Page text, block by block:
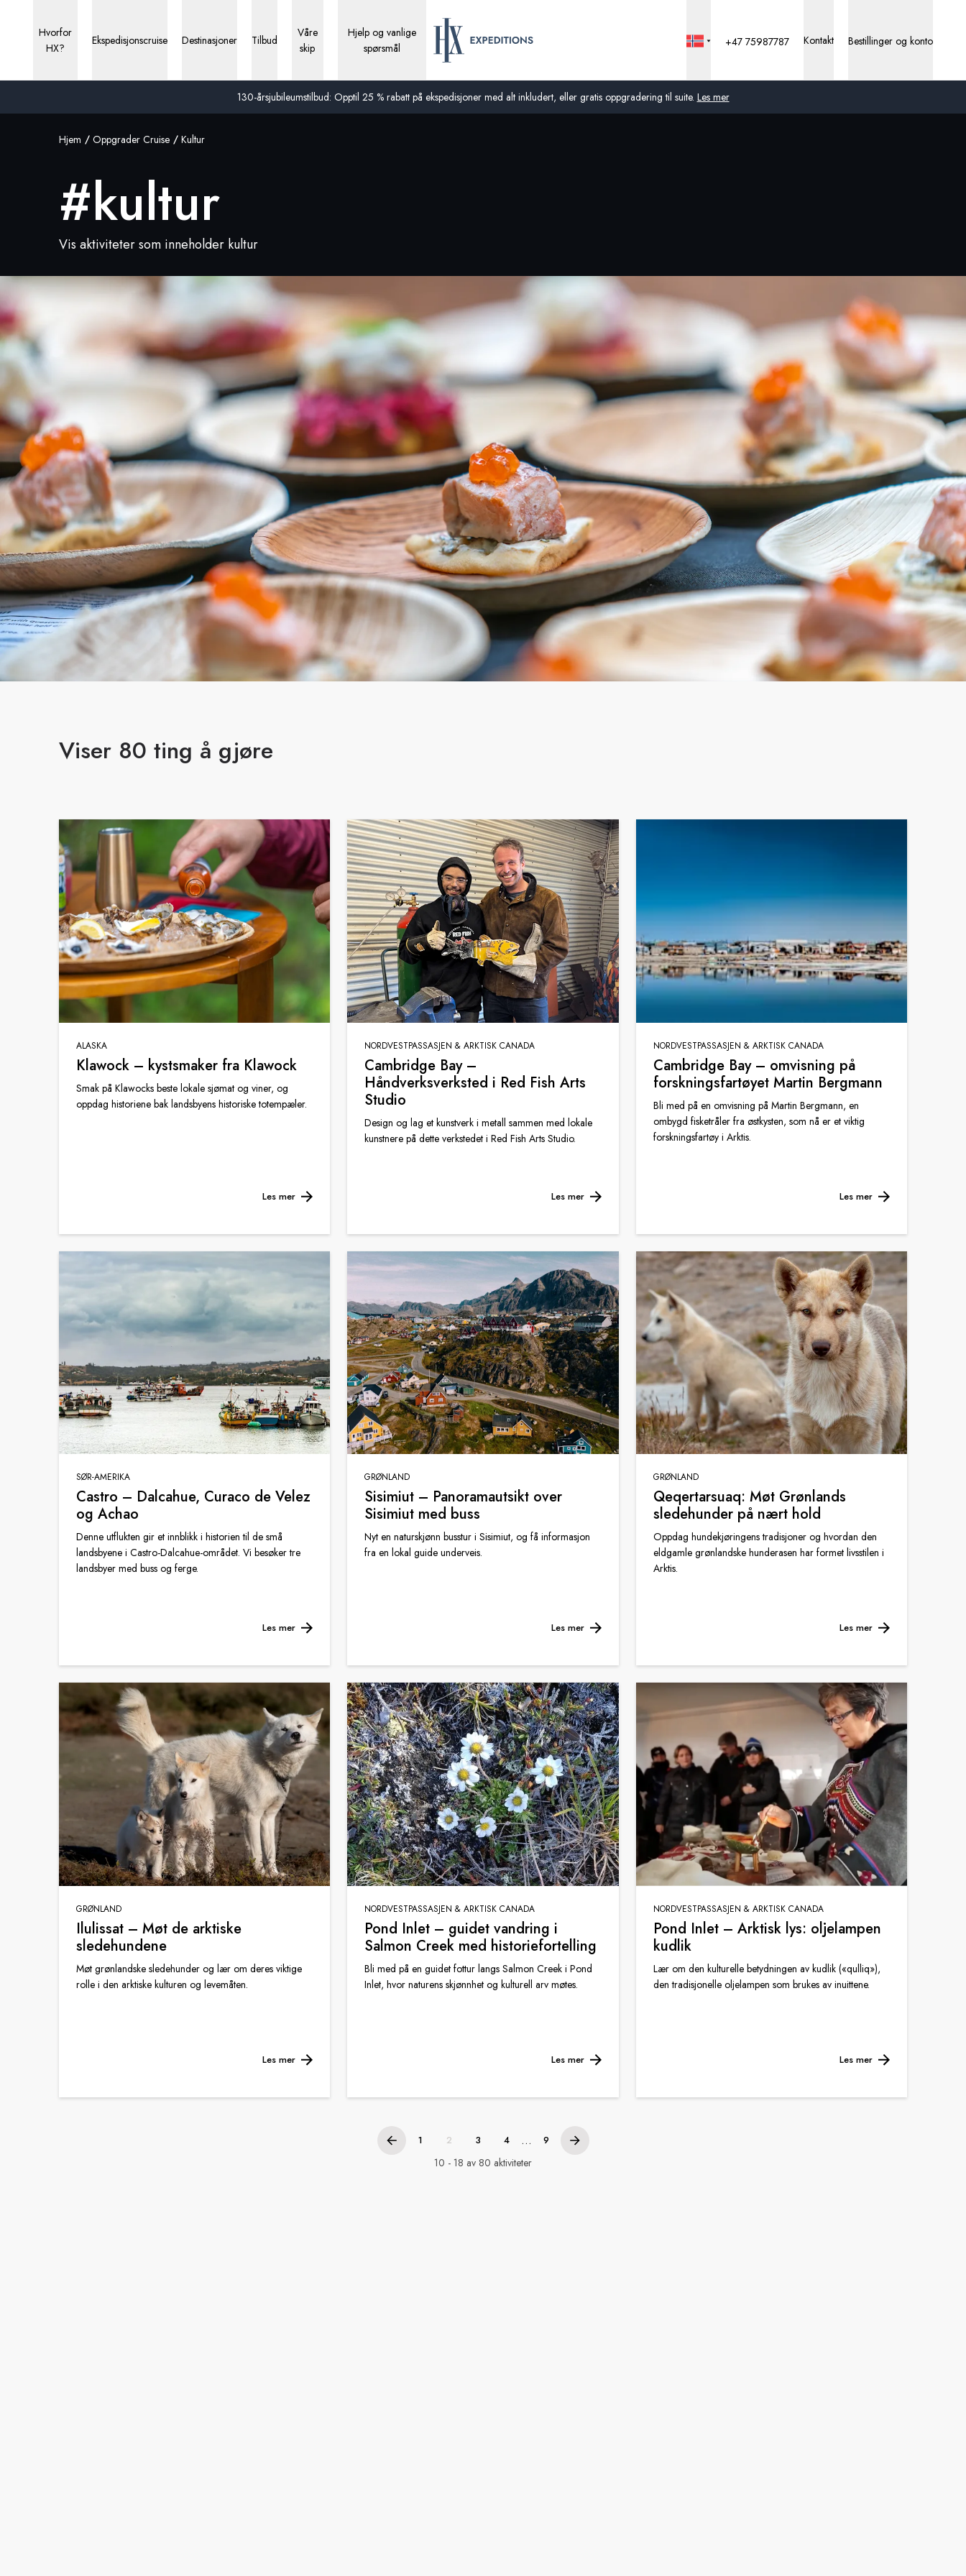
130-årsjubileumstilbud: Opptil 25 % rabatt på ekspedisjoner med alt inkludert, eller gratis oppgradering til suite. Les mer
Hvorfor
HX?
Ekspedisjonscruise Destinasjoner Tilbud
Våre
skip
Hjelp og vanlige
spørsmål
Frankrike
Sverige
Danmark
Norge
+47 75987787 Kontakt Bestillinger og konto
Hjem Oppgrader Cruise Kultur
#kultur
Vis aktiviteter som inneholder kultur
Viser 80 ting å gjøre
ALASKA
Klawock – kystsmaker fra Klawock
Smak på Klawocks beste lokale sjømat og viner, og
oppdag historiene bak landsbyens historiske totempæler.
Les mer
NORDVESTPASSASJEN & ARKTISK CANADA
Cambridge Bay –
Håndverksverksted i Red Fish Arts
Studio
Design og lag et kunstverk i metall sammen med lokale
kunstnere på dette verkstedet i Red Fish Arts Studio.
Les mer
NORDVESTPASSASJEN & ARKTISK CANADA
Cambridge Bay – omvisning på
forskningsfartøyet Martin Bergmann
Bli med på en omvisning på Martin Bergmann, en
ombygd fisketråler fra østkysten, som nå er et viktig
forskningsfartøy i Arktis.
Les mer
SØR-AMERIKA
Castro – Dalcahue, Curaco de Velez
og Achao
Denne utflukten gir et innblikk i historien til de små
landsbyene i Castro-Dalcahue-området. Vi besøker tre
landsbyer med buss og ferge.
Les mer
GRØNLAND
Sisimiut – Panoramautsikt over
Sisimiut med buss
Nyt en naturskjønn busstur i Sisimiut, og få informasjon
fra en lokal guide underveis.
Les mer
GRØNLAND
Qeqertarsuaq: Møt Grønlands
sledehunder på nært hold
Oppdag hundekjøringens tradisjoner og hvordan den
eldgamle grønlandske hunderasen har formet livsstilen i
Arktis.
Les mer
GRØNLAND
Ilulissat – Møt de arktiske
sledehundene
Møt grønlandske sledehunder og lær om deres viktige
rolle i den arktiske kulturen og levemåten.
Les mer
NORDVESTPASSASJEN & ARKTISK CANADA
Pond Inlet – guidet vandring i
Salmon Creek med historiefortelling
Bli med på en guidet fottur langs Salmon Creek i Pond
Inlet, hvor naturens skjønnhet og kulturell arv møtes.
Les mer
NORDVESTPASSASJEN & ARKTISK CANADA
Pond Inlet – Arktisk lys: oljelampen
kudlik
Lær om den kulturelle betydningen av kudlik («qulliq»),
den tradisjonelle oljelampen som brukes av inuittene.
Les mer
1 2 3 4 ... 9
10 - 18 av 80 aktiviteter